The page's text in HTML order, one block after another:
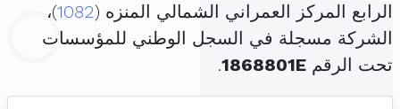
الرابع المركز العمراني الشمالي المنزه (1082)،
الشركة مسجلة في السجل الوطني للمؤسسات
تحت الرقم 1868801E
.